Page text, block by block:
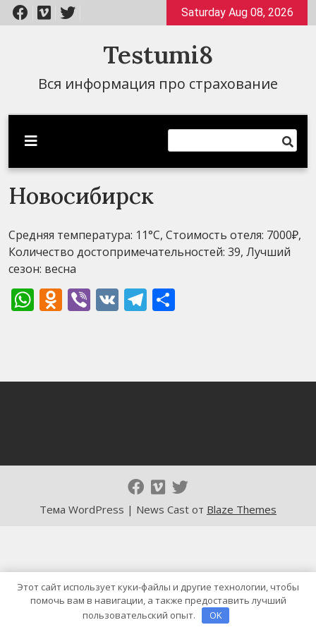
Перейти
к
Saturday Aug 08, 2026
Testumi8
Вся информация про страхование
Новосибирск
Средняя температура: 11°C, Стоимость отеля: 7000₽,
Количество достопримечательностей: 39, Лучший
сезон: весна
WhatsApp
Odnoklassniki
Viber
VK Telegram
Тема WordPress | News Cast от Blaze Themes
Этот сайт использует куки-файлы и другие технологии, чтобы
помочь вам в навигации, а также предоставить лучший
пользовательский опыт.
OK